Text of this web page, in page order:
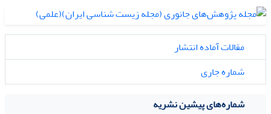
مقالات آماده انتشار
شماره جاری
شماره‌های پیشین نشریه